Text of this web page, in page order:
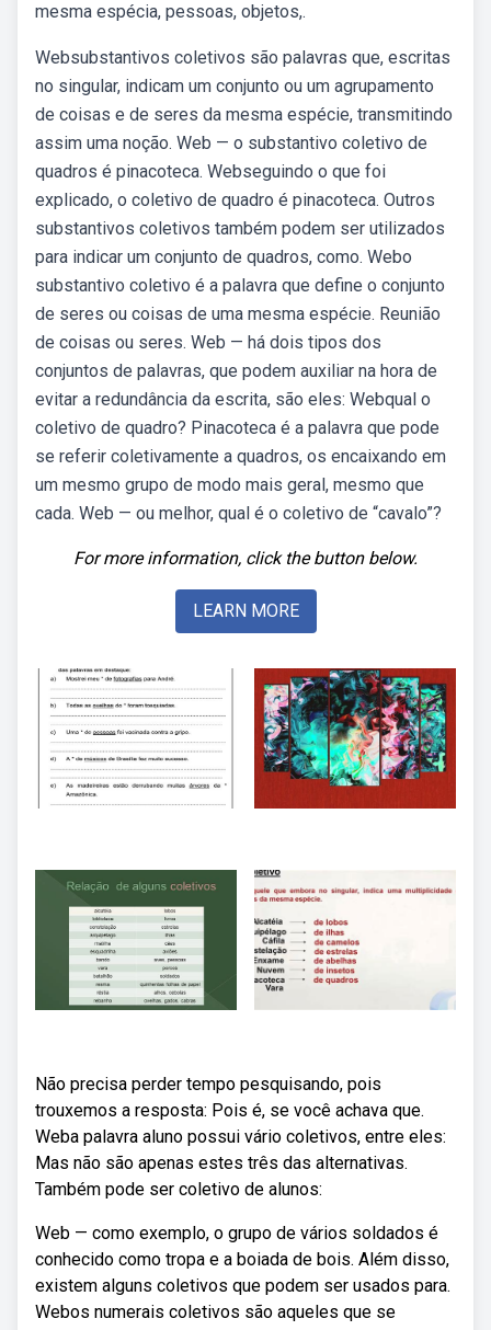
mesma espécia, pessoas, objetos,.
Websubstantivos coletivos são palavras que, escritas
no singular, indicam um conjunto ou um agrupamento
de coisas e de seres da mesma espécie, transmitindo
assim uma noção. Web — o substantivo coletivo de
quadros é pinacoteca. Webseguindo o que foi
explicado, o coletivo de quadro é pinacoteca. Outros
substantivos coletivos também podem ser utilizados
para indicar um conjunto de quadros, como. Webo
substantivo coletivo é a palavra que define o conjunto
de seres ou coisas de uma mesma espécie. Reunião
de coisas ou seres. Web — há dois tipos dos
conjuntos de palavras, que podem auxiliar na hora de
evitar a redundância da escrita, são eles: Webqual o
coletivo de quadro? Pinacoteca é a palavra que pode
se referir coletivamente a quadros, os encaixando em
um mesmo grupo de modo mais geral, mesmo que
cada. Web — ou melhor, qual é o coletivo de “cavalo”?
For more information, click the button below.
LEARN MORE
Não precisa perder tempo pesquisando, pois
trouxemos a resposta: Pois é, se você achava que.
Weba palavra aluno possui vário coletivos, entre eles:
Mas não são apenas estes três das alternativas.
Também pode ser coletivo de alunos:
Web — como exemplo, o grupo de vários soldados é
conhecido como tropa e a boiada de bois. Além disso,
existem alguns coletivos que podem ser usados para.
Webos numerais coletivos são aqueles que se